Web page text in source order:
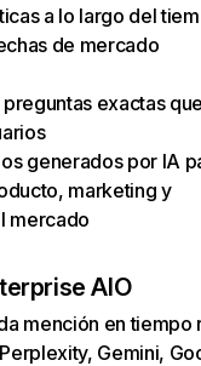
a lo largo del
de mercado
exactas
generados por IA
marketing y
mercado
AIO
mención en tiempo
Gemini,